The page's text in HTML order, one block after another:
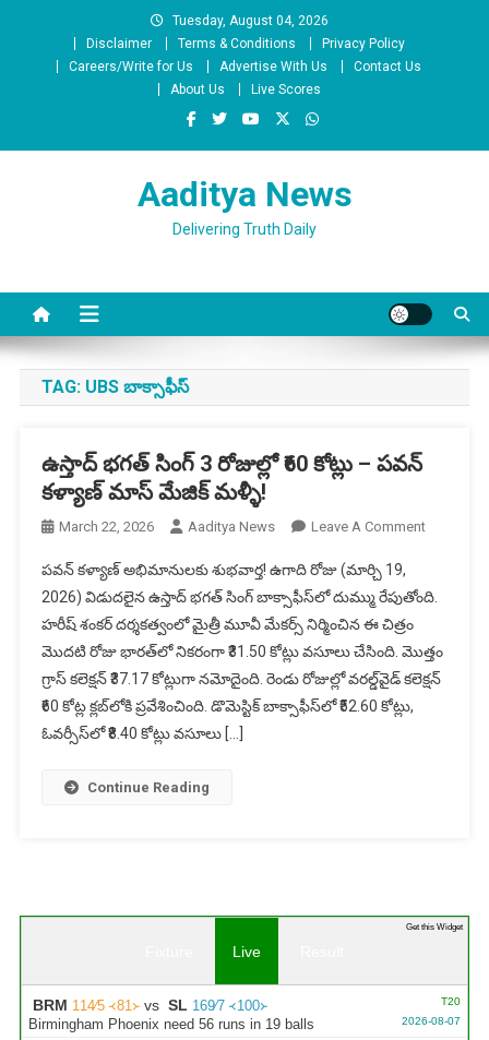
Tuesday, August 04, 2026
Disclaimer
Terms & Conditions
Privacy Policy
Careers/Write for Us
Advertise With Us
Contact Us
About Us
Live Scores
Aaditya News
Delivering Truth Daily
TAG: UBS బాక్సాఫీస్
ఉస్తాద్ భగత్ సింగ్ 3 రోజుల్లో ₹60 కోట్లు – పవన్
కళ్యాణ్ మాస్ మేజిక్ మళ్ళీ!
March 22, 2026 Aaditya News Leave A CommentOn
సింగ్
రోజుల్లో
₹60
పవన్ కళ్యాణ్ అభిమానులకు శుభవార్త! ఉగాది రోజు (మార్చి 19,
2026) విడుదలైన ఉస్తాద్ భగత్ సింగ్ బాక్సాఫీస్‌లో దుమ్ము రేపుతోంది.
హరీష్ శంకర్ దర్శకత్వంలో మైత్రీ మూవీ మేకర్స్ నిర్మించిన ఈ చిత్రం
మొదటి రోజు భారత్‌లో నికరంగా ₹31.50 కోట్లు వసూలు చేసింది. మొత్తం
గ్రాస్ కలెక్షన్ ₹37.17 కోట్లుగా నమోదైంది. రెండు రోజుల్లో వరల్డ్‌వైడ్ కలెక్షన్
₹60 కోట్ల క్లబ్‌లోకి ప్రవేశించింది. డొమెస్టిక్ బాక్సాఫీస్‌లో ₹52.60 కోట్లు,
ఓవర్సీస్‌లో ₹8.40 కోట్లు వసూలు […]
Continue Reading
Live
T20
BRM 114∕5 ᚜81᚛vs SL 169∕7 ᚜100᚛
2026-08-07
Birmingham Phoenix need 56 runs in 19 balls
Get this Widget